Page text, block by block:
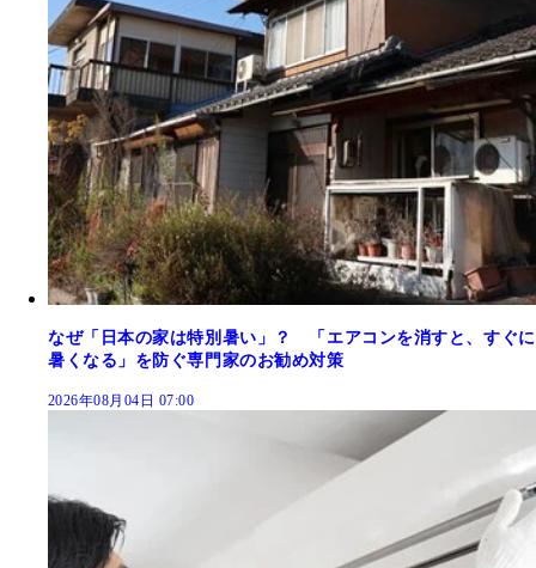
なぜ「日本の家は特別暑い」？ 「エアコンを消すと、すぐに
暑くなる」を防ぐ専門家のお勧め対策
2026年08月04日 07:00